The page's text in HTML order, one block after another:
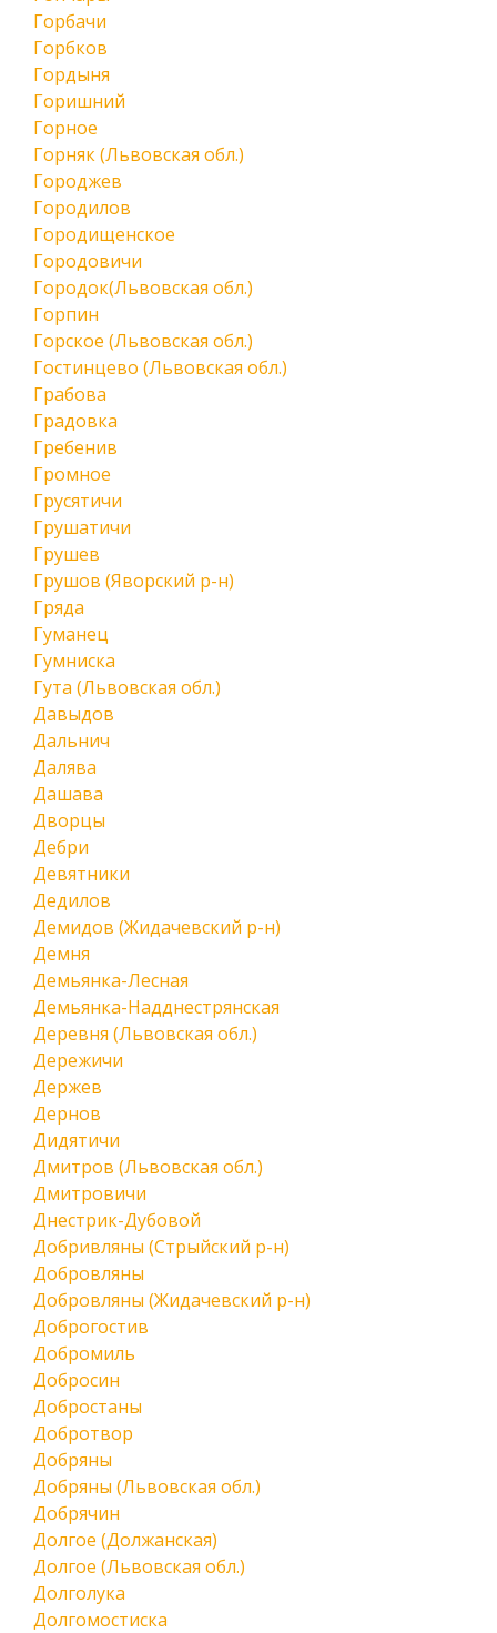
Горбачи
Горбков
Гордыня
Горишний
Горное
Горняк (Львовская обл.)
Городжев
Городилов
Городищенское
Городовичи
Городок(Львовская обл.)
Горпин
Горское (Львовская обл.)
Гостинцево (Львовская обл.)
Грабова
Градовка
Гребенив
Громное
Грусятичи
Грушатичи
Грушев
Грушов (Яворский р-н)
Гряда
Гуманец
Гумниска
Гута (Львовская обл.)
Давыдов
Дальнич
Далява
Дашава
Дворцы
Дебри
Девятники
Дедилов
Демидов (Жидачевский р-н)
Демня
Демьянка-Лесная
Демьянка-Надднестрянская
Деревня (Львовская обл.)
Дережичи
Держев
Дернов
Дидятичи
Дмитров (Львовская обл.)
Дмитровичи
Днестрик-Дубовой
Добривляны (Стрыйский р-н)
Добровляны
Добровляны (Жидачевский р-н)
Доброгостив
Добромиль
Добросин
Добростаны
Добротвор
Добряны
Добряны (Львовская обл.)
Добрячин
Долгое (Должанская)
Долгое (Львовская обл.)
Долголука
Долгомостиска